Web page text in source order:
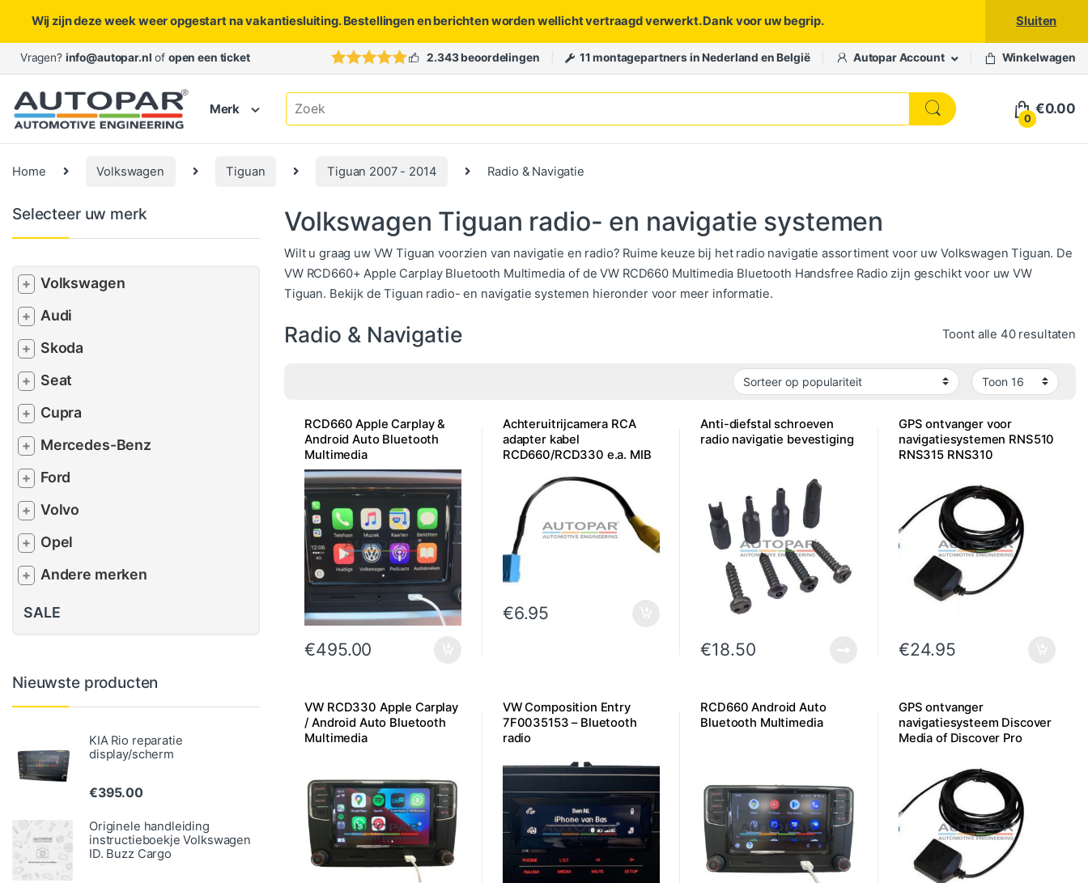
Wij zijn deze week weer opgestart na vakantiesluiting. Bestellingen en berichten worden wellicht vertraagd verwerkt. Dank voor uw begrip. Sluiten
Skip to navigation
Skip to content
Vragen? info@autopar.nl of open een ticket 2.343 beoordelingen 11 montagepartners in Nederland en België Autopar Account Winkelwagen
Merk
Search for:
0
€0.00
Home Volkswagen Tiguan Tiguan 2007 - 2014 Radio & Navigatie
Volkswagen Tiguan radio- en navigatie systemen
Wilt u graag uw VW Tiguan voorzien van navigatie en radio? Ruime keuze bij het radio navigatie assortiment voor uw Volkswagen Tiguan. De
VW RCD660+ Apple Carplay Bluetooth Multimedia of de VW RCD660 Multimedia Bluetooth Handsfree Radio zijn geschikt voor uw VW
Tiguan. Bekijk de Tiguan radio- en navigatie systemen hieronder voor meer informatie.
Radio & Navigatie Toont alle 40 resultaten
RCD660 Apple Carplay &
Android Auto Bluetooth
Multimedia
€495.00
Achteruitrijcamera RCA
adapter kabel
RCD660/RCD330 e.a. MIB
€6.95
Anti-diefstal schroeven
radio navigatie bevestiging
€18.50
GPS ontvanger voor
navigatiesystemen RNS510
RNS315 RNS310
€24.95
VW RCD330 Apple Carplay
/ Android Auto Bluetooth
Multimedia
VW Composition Entry
7F0035153 – Bluetooth
radio
RCD660 Android Auto
Bluetooth Multimedia
GPS ontvanger
navigatiesysteem Discover
Media of Discover Pro
Selecteer uw merk
+ Volkswagen
+ Audi
+ Skoda
+ Seat
+ Cupra
+ Mercedes-Benz
+ Ford
+ Volvo
+ Opel
+ Andere merken
SALE
Nieuwste producten
KIA Rio reparatie
display/scherm
€395.00
Originele handleiding
instructieboekje Volkswagen
ID. Buzz Cargo